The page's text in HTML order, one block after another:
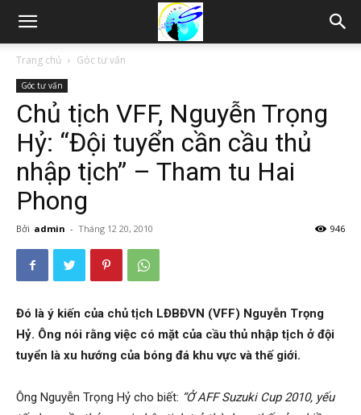
Thám
Phòng,
Trang chủ Góc tư vấn
Góc tư vấn
Chủ tịch VFF, Nguyễn Trọng
Hỷ: “Đội tuyển cần cầu thủ
nhập tịch” – Tham tu Hai
Phong
Bởi admin - Tháng 12 20, 2010 946
Đó là ý kiến của chủ tịch LĐBĐVN (VFF) Nguyễn Trọng
Hỷ. Ông nói rằng việc có mặt của cầu thủ nhập tịch ở đội
tuyển là xu hướng của bóng đá khu vực và thế giới.
Ông Nguyễn Trọng Hỷ cho biết: “Ở AFF Suzuki Cup 2010, yếu